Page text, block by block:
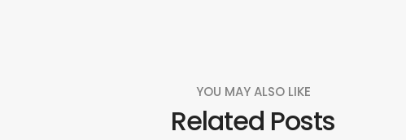
YOU MAY ALSO LIKE
Related Posts